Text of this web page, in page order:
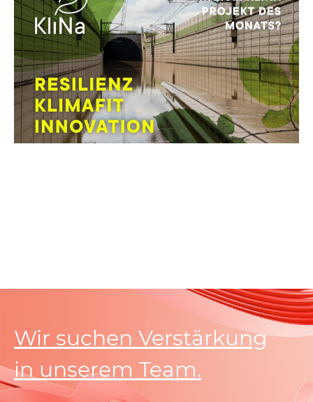
Wir suchen Verstärkung
in unserem Team.